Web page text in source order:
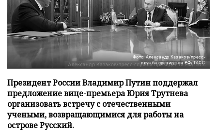
Фото: Александр Казаков/пресс-
служба президента РФ/ТАСС
Президент России Владимир Путин поддержал
предложение вице-премьера Юрия Трутнева
организовать встречу с отечественными
учеными, возвращающимися для работы на
острове Русский.